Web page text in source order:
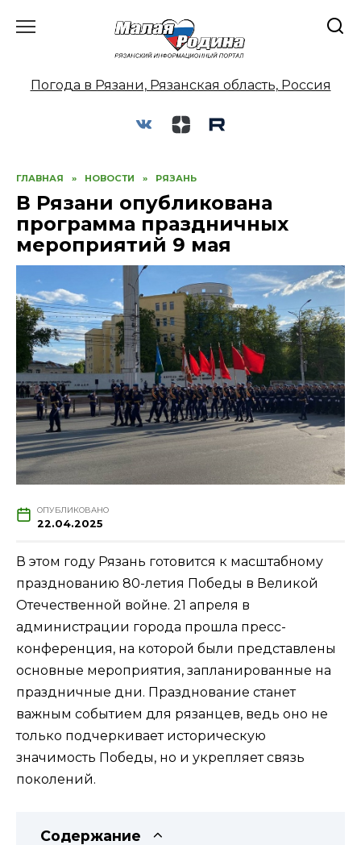
Погода в Рязани, Рязанская область, Россия
ГЛАВНАЯ » НОВОСТИ » РЯЗАНЬ
В Рязани опубликована
программа праздничных
мероприятий 9 мая
ОПУБЛИКОВАНО
22.04.2025
В этом году Рязань готовится к масштабному
празднованию 80-летия Победы в Великой
Отечественной войне. 21 апреля в
администрации города прошла пресс-
конференция, на которой были представлены
основные мероприятия, запланированные на
праздничные дни. Празднование станет
важным событием для рязанцев, ведь оно не
только подчеркивает историческую
значимость Победы, но и укрепляет связь
поколений.
Содержание